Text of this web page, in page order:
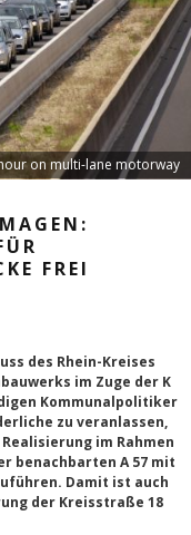
on multi-lane motorway
A
V
FREI
des Rhein-Kreises
im Zuge der K
Kommunalpolitiker
zu veranlassen,
im Rahmen
benachbarten A 57 mit
Damit ist auch
der Kreisstraße 18